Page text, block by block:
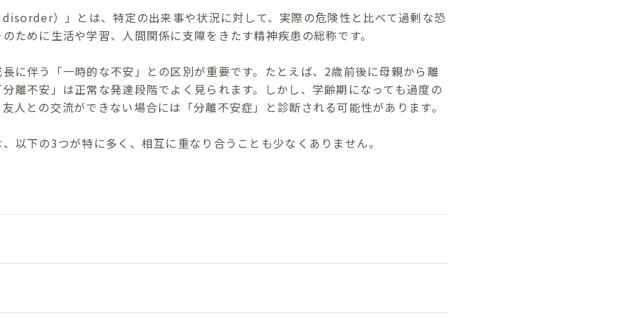
）」とは、特定の出来事や状況に対して、実際の危険性と比べて過剰な恐
ために生活や学習、人間関係に支障をきたす精神疾患の総称です。
に伴う「一時的な不安」との区別が重要です。たとえば、2歳前後に母親から離
離不安」は正常な発達段階でよく見られます。しかし、学齢期になっても過度の
人との交流ができない場合には「分離不安症」と診断される可能性があります。
以下の3つが特に多く、相互に重なり合うことも少なくありません。